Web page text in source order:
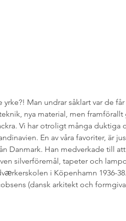
Man undrar såklart var de
nya material, men
Vi har otroligt många duktiga
En av våra favoriter, är
Danmark. Han medverkade till
silverföremål, tapeter och
i Köpenhamn 1936-
(dansk arkitekt och